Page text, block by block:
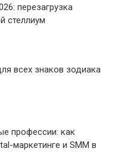
перезагрузка
стеллиум
всех знаков зодиака
профессии: как
маркетинге и SMM в